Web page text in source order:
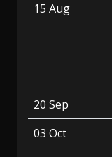
15 Aug
20 Sep
03 Oct